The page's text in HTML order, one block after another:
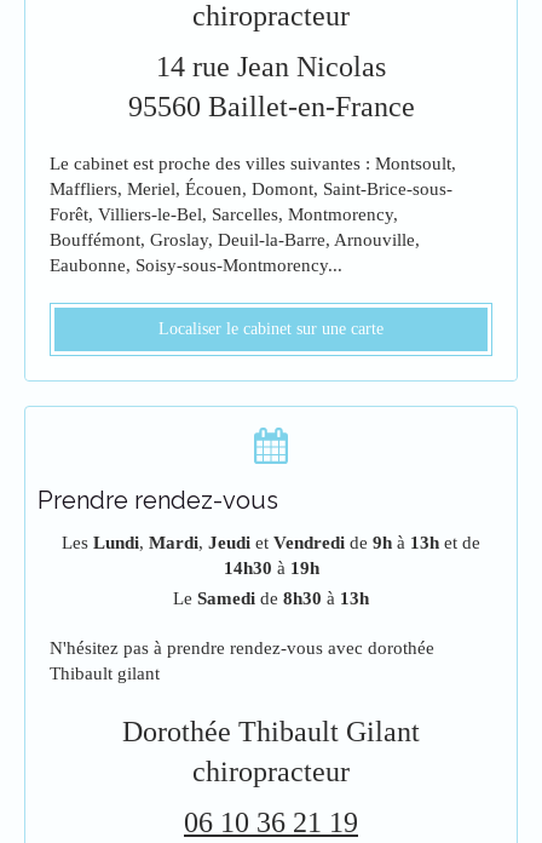
chiropracteur
14 rue Jean Nicolas
95560 Baillet-en-France
Le cabinet est proche des villes suivantes : Montsoult,
Maffliers, Meriel, Écouen, Domont, Saint-Brice-sous-
Forêt, Villiers-le-Bel, Sarcelles, Montmorency,
Bouffémont, Groslay, Deuil-la-Barre, Arnouville,
Eaubonne, Soisy-sous-Montmorency...
Localiser le cabinet sur une carte
Prendre rendez-vous
Les Lundi, Mardi, Jeudi et Vendredi de 9h à 13h et de
14h30 à 19h
Le Samedi de 8h30 à 13h
N'hésitez pas à prendre rendez-vous avec dorothée
Thibault gilant
Dorothée Thibault Gilant
chiropracteur
06 10 36 21 19